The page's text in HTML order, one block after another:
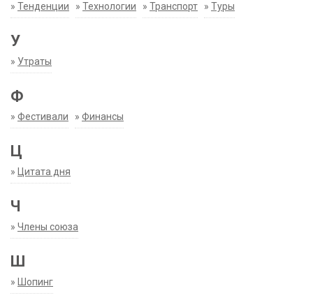
» Тенденции » Технологии » Транспорт » Туры
У
» Утраты
Ф
» Фестивали » Финансы
Ц
» Цитата дня
Ч
» Члены союза
Ш
» Шопинг